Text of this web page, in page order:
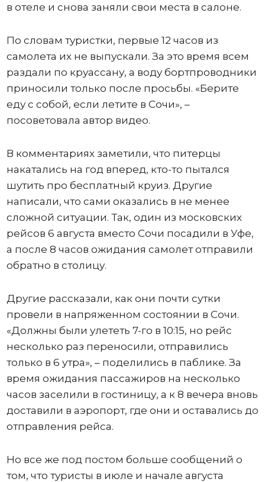
в отеле и снова заняли свои места в салоне.
По словам туристки, первые 12 часов из
самолета их не выпускали. За это время всем
раздали по круассану, а воду бортпроводники
приносили только после просьбы. «Берите
еду с собой, если летите в Сочи», –
посоветовала автор видео.
В комментариях заметили, что питерцы
накатались на год вперед, кто-то пытался
шутить про бесплатный круиз. Другие
написали, что сами оказались в не менее
сложной ситуации. Так, один из московских
рейсов 6 августа вместо Сочи посадили в Уфе,
а после 8 часов ожидания самолет отправили
обратно в столицу.
Другие рассказали, как они почти сутки
провели в напряженном состоянии в Сочи.
«Должны были улететь 7-го в 10:15, но рейс
несколько раз переносили, отправились
только в 6 утра», – поделились в паблике. За
время ожидания пассажиров на несколько
часов заселили в гостиницу, а к 8 вечера вновь
доставили в аэропорт, где они и оставались до
отправления рейса.
Но все же под постом больше сообщений о
том, что туристы в июле и начале августа